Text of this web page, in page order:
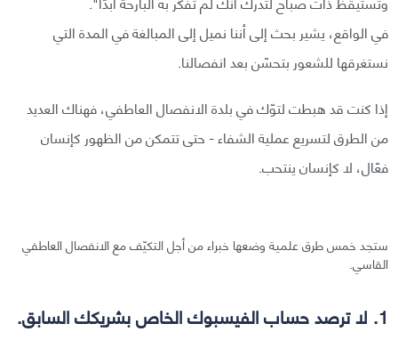
في الواقع، يشير بحث إلى أننا نميل إلى المبالغة في المدة التي
نستغرقها للشعور بتحسّن بعد انفصالنا.
إذا كنت قد هبطت لتوّك في بلدة الانفصال العاطفي، فهناك العديد
من الطرق لتسريع عملية الشفاء - حتى تتمكن من الظهور كإنسان
فعّال، لا كإنسان ينتحب.
ستجد خمس طرق علمية وضعها خبراء من أجل التكيّف مع الانفصال العاطفي
القاسي.
1. لا ترصد حساب الفيسبوك الخاص بشريكك السابق.